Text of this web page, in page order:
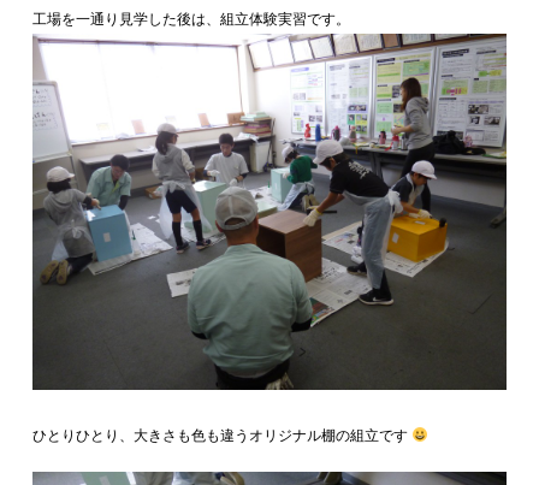
工場を一通り見学した後は、組立体験実習です。
ひとりひとり、大きさも色も違うオリジナル棚の組立です